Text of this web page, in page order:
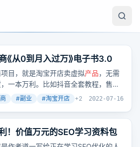
《从0到月入过万》电子书3.0
目，就是淘宝开店卖虚拟产品，无需
一本万利。比如抖音全套教程，售价
月销1000多件，月赚27000元，可重复
道，那别人就能赚到你赚不到的钱。
#副业 #淘宝开店 +2 2022-07-16
！价值万元的SEO学习资料包